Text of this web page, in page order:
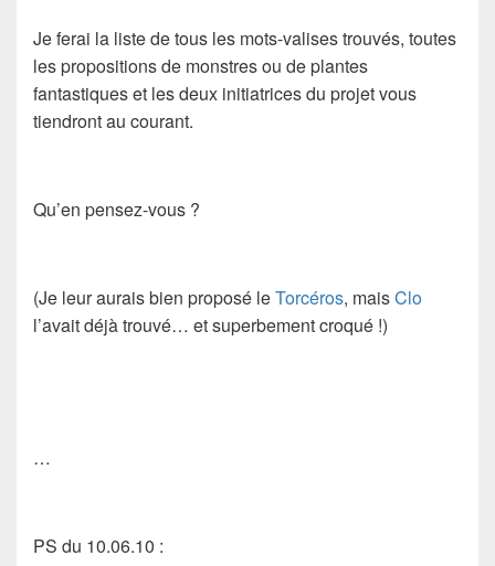
Je ferai la liste de tous les mots-valises trouvés, toutes
les propositions de monstres ou de plantes
fantastiques et les deux initiatrices du projet vous
tiendront au courant.
Qu’en pensez-vous ?
(Je leur aurais bien proposé leTorcéros, maisClo
l’avait déjà trouvé… et superbement croqué !)
…
PS du 10.06.10 :